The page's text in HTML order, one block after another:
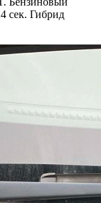
сек. Гибрид